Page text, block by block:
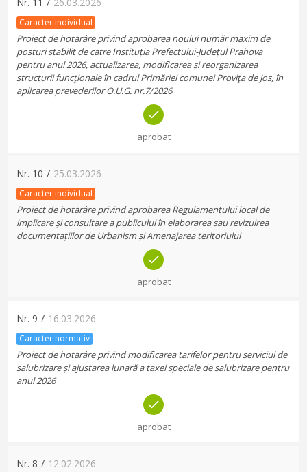
Caracter individual
Proiect de hotărâre privind aprobarea noului număr maxim de
posturi stabilit de către Instituția Prefectului-Județul Prahova
pentru anul 2026, actualizarea, modificarea și reorganizarea
structurii funcţionale în cadrul Primăriei comunei Proviţa de Jos, în
aplicarea prevederilor O.U.G. nr.7/2026
aprobat
Nr. 10 / 25.03.2026
Caracter individual
Proiect de hotărâre privind aprobarea Regulamentului local de
implicare și consultare a publicului în elaborarea sau revizuirea
documentațiilor de Urbanism și Amenajarea teritoriului
aprobat
Nr. 9 / 16.03.2026
Caracter normativ
Proiect de hotărâre privind modificarea tarifelor pentru serviciul de
salubrizare și ajustarea lunară a taxei speciale de salubrizare pentru
anul 2026
aprobat
Nr. 8 / 12.02.2026